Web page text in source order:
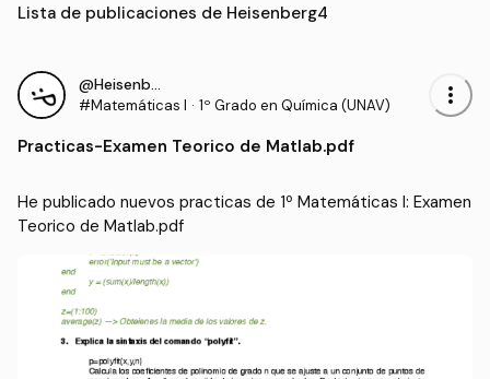
Lista de publicaciones de Heisenberg4
@Heisenberg4
#Matemáticas I · 1º Grado en Química (UNAV) more_vert
Practicas-Examen Teorico de Matlab.pdf
He publicado nuevos practicas de 1º Matemáticas I: Examen
Teorico de Matlab.pdf